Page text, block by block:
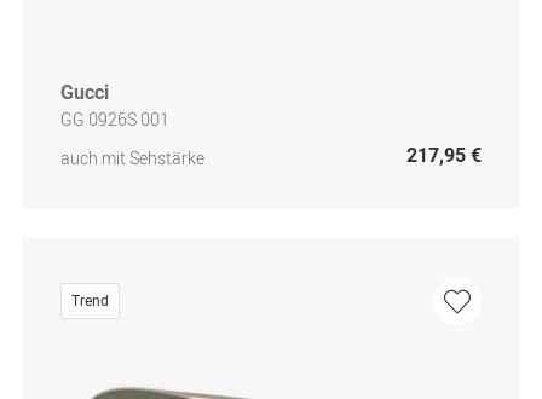
Gucci
GG 0926S 001
auch mit Sehstärke
217,95 €
Trend